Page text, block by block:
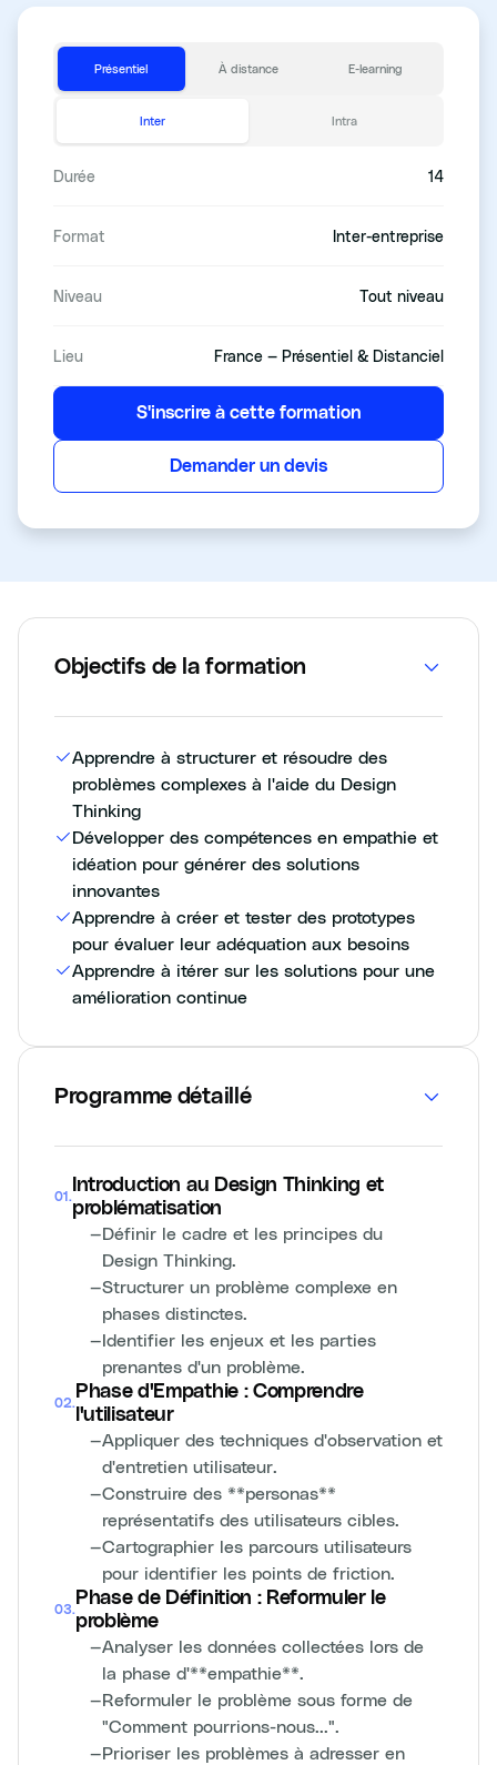
Présentiel À distance E-learning
Inter Intra
Durée 14
Format Inter-entreprise
Niveau Tout niveau
Lieu France — Présentiel & Distanciel
S'inscrire à cette formation
Demander un devis
Objectifs de la formation
Apprendre à structurer et résoudre des
problèmes complexes à l'aide du Design
Thinking
Développer des compétences en empathie et
idéation pour générer des solutions
innovantes
Apprendre à créer et tester des prototypes
pour évaluer leur adéquation aux besoins
Apprendre à itérer sur les solutions pour une
amélioration continue
Programme détaillé
01 .
Introduction au Design Thinking et
problématisation
—Définir le cadre et les principes du
Design Thinking.
—Structurer un problème complexe en
phases distinctes.
—Identifier les enjeux et les parties
prenantes d'un problème.
02.
Phase d'Empathie : Comprendre
l'utilisateur
—Appliquer des techniques d'observation et
d'entretien utilisateur.
—Construire des **personas**
représentatifs des utilisateurs cibles.
—Cartographier les parcours utilisateurs
pour identifier les points de friction.
03.
Phase de Définition : Reformuler le
problème
—Analyser les données collectées lors de
la phase d'**empathie**.
—Reformuler le problème sous forme de
"Comment pourrions-nous...".
—Prioriser les problèmes à adresser en